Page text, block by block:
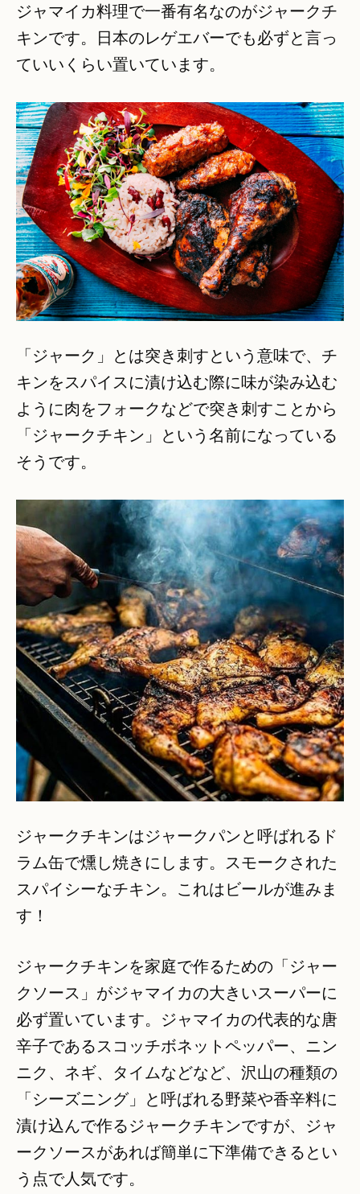
ジャマイカ料理で一番有名なのがジャークチ
キンです。日本のレゲエバーでも必ずと言っ
ていいくらい置いています。
「ジャーク」とは突き刺すという意味で、チ
キンをスパイスに漬け込む際に味が染み込む
ように肉をフォークなどで突き刺すことから
「ジャークチキン」という名前になっている
そうです。
ジャークチキンはジャークパンと呼ばれるド
ラム缶で燻し焼きにします。スモークされた
スパイシーなチキン。これはビールが進みま
す！
ジャークチキンを家庭で作るための「ジャー
クソース」がジャマイカの大きいスーパーに
必ず置いています。ジャマイカの代表的な唐
辛子であるスコッチボネットペッパー、ニン
ニク、ネギ、タイムなどなど、沢山の種類の
「シーズニング」と呼ばれる野菜や香辛料に
漬け込んで作るジャークチキンですが、ジャ
ークソースがあれば簡単に下準備できるとい
う点で人気です。